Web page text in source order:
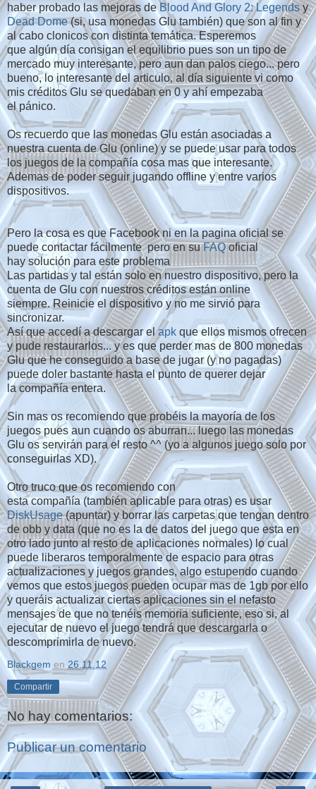
haber probado las mejoras de Blood And Glory 2: Legendsy
Dead Dome(si, usa monedas Glu también) que son al fin y
al cabo clonicos con distinta temática. Esperemos
que algún día consigan el equilibrio pues son un tipo de
mercado muy interesante, pero aun dan palos ciego... pero
bueno, lo interesante del articulo, al día siguiente vi como
mis créditos Glu se quedaban en 0 y ahí empezaba
el pánico.
Os recuerdo que las monedas Glu están asociadas a
nuestra cuenta de Glu (online) y se puede usar para todos
los juegos de la compañía cosa mas que interesante.
Ademas de poder seguir jugando offline y entre varios
dispositivos.
Pero la cosa es que Facebook ni en la pagina oficial se
puede contactar fácilmente pero en suFAQoficial
hay solución para este problema
Las partidas y tal están solo en nuestro dispositivo, pero la
cuenta de Glu con nuestros créditos están online
siempre. Reinicie el dispositivo y no me sirvió para
sincronizar.
Así que accedí a descargar elapk que ellos mismos ofrecen
y pude restaurarlos... y es que perder mas de 800 monedas
Glu que he conseguido a base de jugar (y no pagadas)
puede doler bastante hasta el punto de querer dejar
la compañía entera.
Sin mas os recomiendo que probéis la mayoría de los
juegos pues aun cuando os aburran... luego las monedas
Glu os servirán para el resto ^^ (yo a algunos juego solo por
conseguirlas XD).
Otro truco que os recomiendo con
esta compañía (también aplicable para otras) es usar
DiskUsage(apuntar) y borrar las carpetas que tengan dentro
de obb y data (que no es la de datos del juego que esta en
otro lado junto al resto de aplicaciones normales) lo cual
puede liberaros temporalmente de espacio para otras
actualizaciones y juegos grandes, algo estupendo cuando
vemos que estos juegos pueden ocupar mas de 1gb por ello
y queráis actualizar ciertas aplicaciones sin el nefasto
mensajes de que no tenéis memoria suficiente, eso si, al
ejecutar de nuevo el juego tendrá que descargarla o
descomprimirla de nuevo.
Blackgem en 26.11.12
Compartir
No hay comentarios:
Publicar un comentario